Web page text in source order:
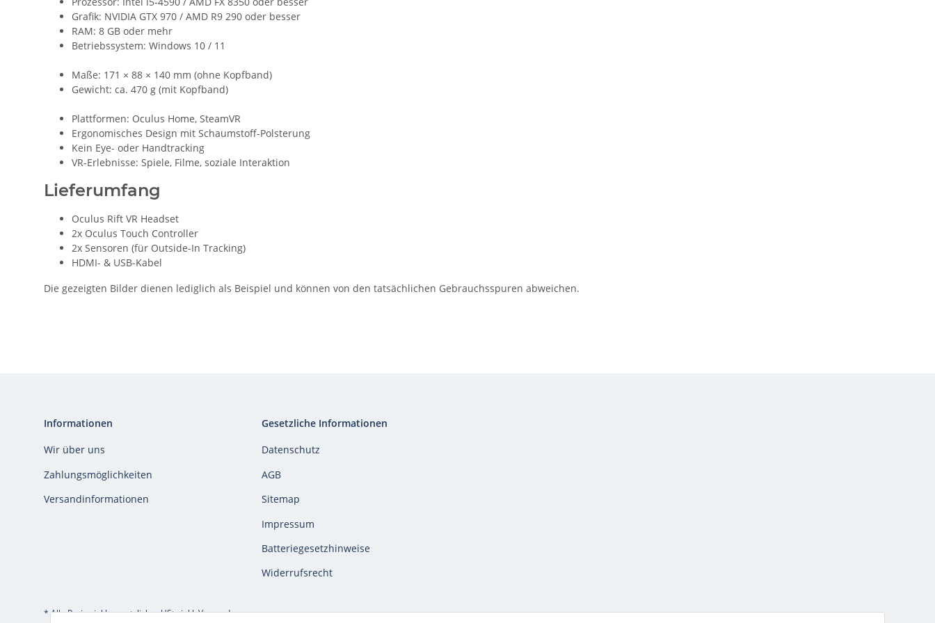
Grafik: NVIDIA GTX 970 / AMD R9 290 oder besser
RAM: 8 GB oder mehr
Betriebssystem: Windows 10 / 11
Maße: 171 × 88 × 140 mm (ohne Kopfband)
Gewicht: ca. 470 g (mit Kopfband)
Plattformen: Oculus Home, SteamVR
Ergonomisches Design mit Schaumstoff-Polsterung
Kein Eye- oder Handtracking
VR-Erlebnisse: Spiele, Filme, soziale Interaktion
Lieferumfang
Oculus Rift VR Headset
2x Oculus Touch Controller
2x Sensoren (für Outside-In Tracking)
HDMI- & USB-Kabel
Die gezeigten Bilder dienen lediglich als Beispiel und können von den tatsächlichen Gebrauchsspuren abweichen.
Informationen
Wir über uns
Zahlungsmöglichkeiten
Versandinformationen
Gesetzliche Informationen
Datenschutz
AGB
Sitemap
Impressum
Batteriegesetzhinweise
Widerrufsrecht
* Alle Preise inkl. gesetzlicher USt., inkl.Versand